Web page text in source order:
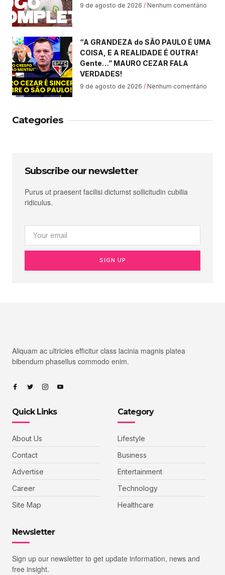
9 de agosto de 2026 Nenhum comentário
“A GRANDEZA do SÃO PAULO É UMA
COISA, E A REALIDADE É OUTRA!
Gente…” MAURO CEZAR FALA
VERDADES!
9 de agosto de 2026 Nenhum comentário
Categories
Subscribe our newsletter
Purus ut praesent facilisi dictumst sollicitudin cubilia
ridiculus.
SIGN UP
Aliquam ac ultricies efficitur class lacinia magnis platea
bibendum phasellus commodo enim.
Quick Links
About Us
Contact
Advertise
Career
Site Map
Category
Lifestyle
Business
Entertainment
Technology
Healthcare
Newsletter
Sign up our newsletter to get update information, news and
free insight.